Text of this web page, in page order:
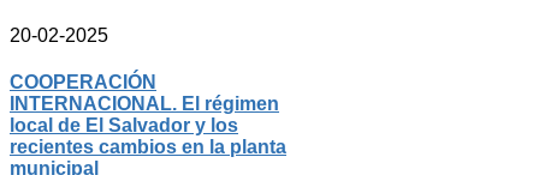
20-02-2025
COOPERACIÓN
INTERNACIONAL. El régimen
local de El Salvador y los
recientes cambios en la planta
municipal